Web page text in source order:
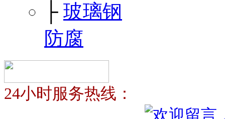
├ 玻璃钢
防腐
24小时服务热线：